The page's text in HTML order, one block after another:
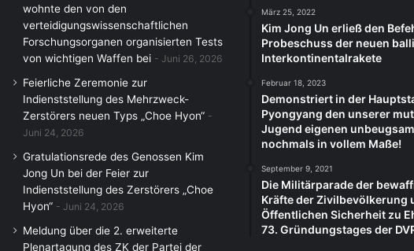
wohnte den von den
verteidigungswissenschaftlichen
Forschungsorganen organisierten Tests
von wichtigen Waffen bei
Juni 26, 2026
Feierliche Zeremonie zur
Indienststellung des Mehrzweck-
Zerstörers neuen Typs „Choe Hyon“
Juni 24, 2026
Gratulationsrede des Genossen Kim
Jong Un bei der Feier zur
Indienststellung des Zerstörers „Choe
Hyon“
Juni 24, 2026
Meldung über die 2. erweiterte
Plenartagung des ZK der Partei der
März 25, 2022
Kim Jong Un erließ den
Probeschuss der neuen
Interkontinentalrakete
Februar 18, 2023
Demonstriert in der
Pyongyang den unserer
Jugend eigenen
nochmals in vollem Maße!
September 9, 2021
Die Militärparade der
Kräfte der Zivilbevölkerung
Öffentlichen Sicherheit zu
73. Gründungstages der